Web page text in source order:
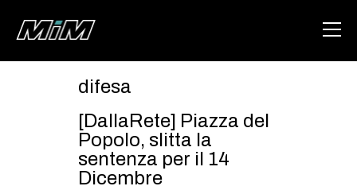
ABOUT
AREA
difesa
[DallaRete] Piazza del
Popolo, slitta la
sentenza per il 14
Dicembre